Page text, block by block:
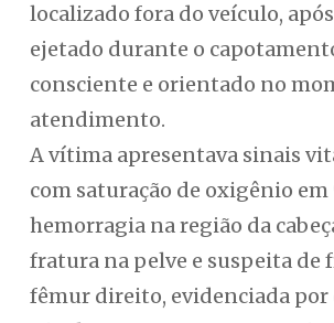
localizado fora do veículo,
ejetado durante o
consciente e orientado no
atendimento.
A vítima apresentava sinais
com saturação de oxigênio em
hemorragia na região da
fratura na pelve e suspeita de
fêmur direito, evidenciada